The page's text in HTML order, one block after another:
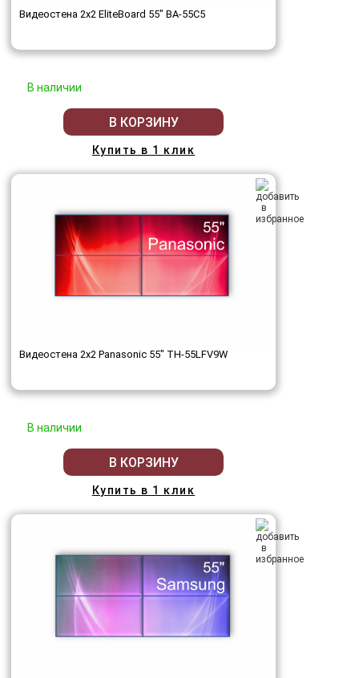
Видеостена 2x2 EliteBoard 55" BA-55C5
В наличии
В КОРЗИНУ
Купить в 1 клик
Видеостена 2x2 Panasonic 55" TH-55LFV9W
В наличии
В КОРЗИНУ
Купить в 1 клик